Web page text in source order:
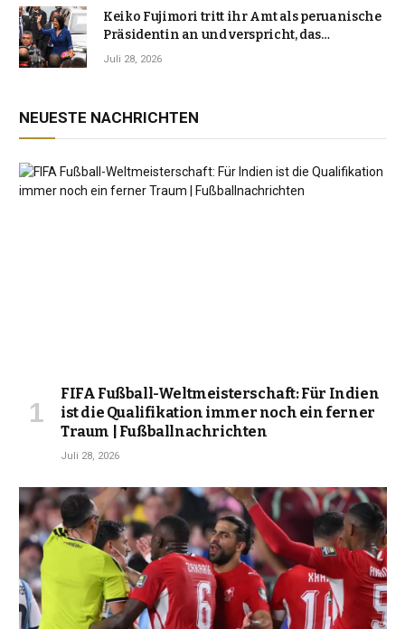
Keiko Fujimori tritt ihr Amt als peruanische
Präsidentin an und verspricht, das
Jahrzehnt der Instabilität zu beenden
Juli 28, 2026
NEUESTE NACHRICHTEN
FIFA Fußball-Weltmeisterschaft: Für Indien
ist die Qualifikation immer noch ein ferner
Traum | Fußballnachrichten
Juli 28, 2026